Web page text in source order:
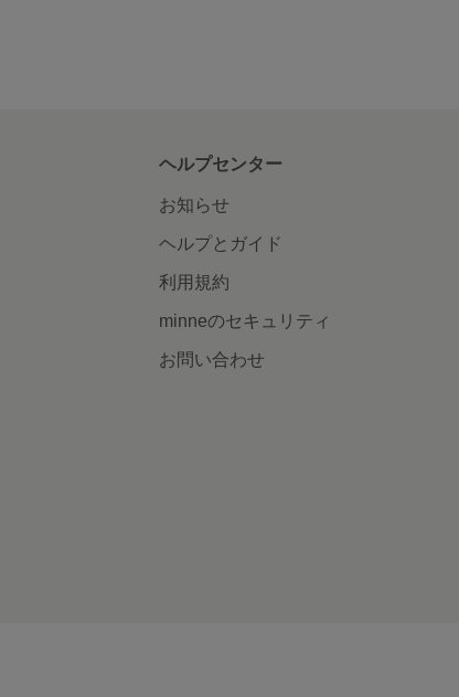
ヘルプセンター
お知らせ
ヘルプとガイド
利用規約
minneのセキュリティ
お問い合わせ